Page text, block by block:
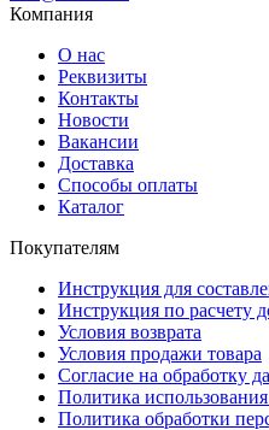
Компания
О нас
Реквизиты
Контакты
Новости
Вакансии
Доставка
Способы оплаты
Каталог
Покупателям
Инструкция для
Инструкция по расчету
Условия возврата
Условия продажи товара
Согласие на обработку
Политика
Политика обработки